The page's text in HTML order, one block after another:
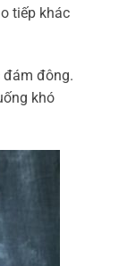
tiếp khác
đám đông.
khó